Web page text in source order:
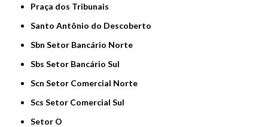
Praça dos Tribunais
Santo Antônio do Descoberto
Sbn Setor Bancário Norte
Sbs Setor Bancário Sul
Scn Setor Comercial Norte
Scs Setor Comercial Sul
Setor O